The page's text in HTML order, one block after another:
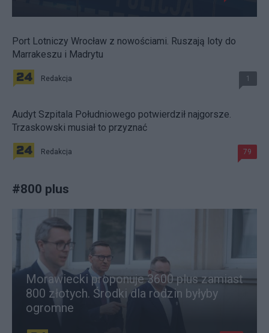
Port Lotniczy Wrocław z nowościami. Ruszają loty do
Marrakeszu i Madrytu
Redakcja 1
Audyt Szpitala Południowego potwierdził najgorsze.
Trzaskowski musiał to przyznać
Redakcja 79
#800 plus
Morawiecki proponuje 3600 plus zamiast
800 złotych. Środki dla rodzin byłyby
ogromne